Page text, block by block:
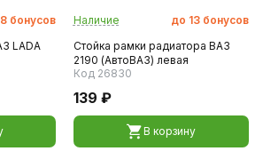
бонусов
LADA
Наличие до 13 бонусов
Стойка рамки радиатора ВАЗ
2190 (АвтоВАЗ) левая
Код 26830
139 ₽
В корзину